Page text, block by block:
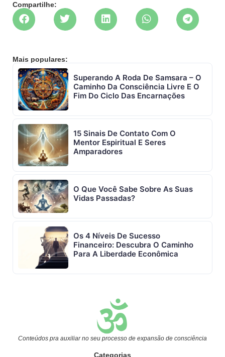
Compartilhe:
Mais populares:
Superando A Roda De Samsara – O
Caminho Da Consciência Livre E O
Fim Do Ciclo Das Encarnações
15 Sinais De Contato Com O
Mentor Espiritual E Seres
Amparadores
O Que Você Sabe Sobre As Suas
Vidas Passadas?
Os 4 Níveis De Sucesso
Financeiro: Descubra O Caminho
Para A Liberdade Econômica
Conteúdos pra auxiliar no seu processo de expansão de consciência
Categorias